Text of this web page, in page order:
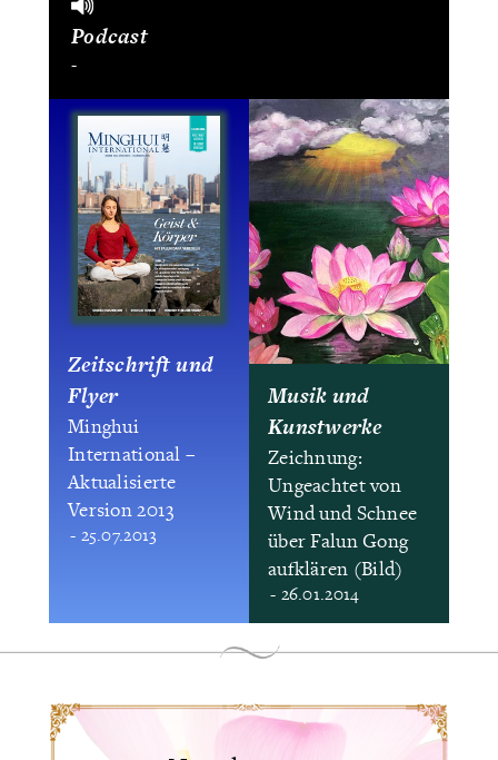
Podcast
-
Zeitschrift und
Flyer
Minghui
International –
Aktualisierte
Version 2013
- 25.07.2013
Musik und
Kunstwerke
Zeichnung:
Ungeachtet von
Wind und Schnee
über Falun Gong
aufklären (Bild)
- 26.01.2014